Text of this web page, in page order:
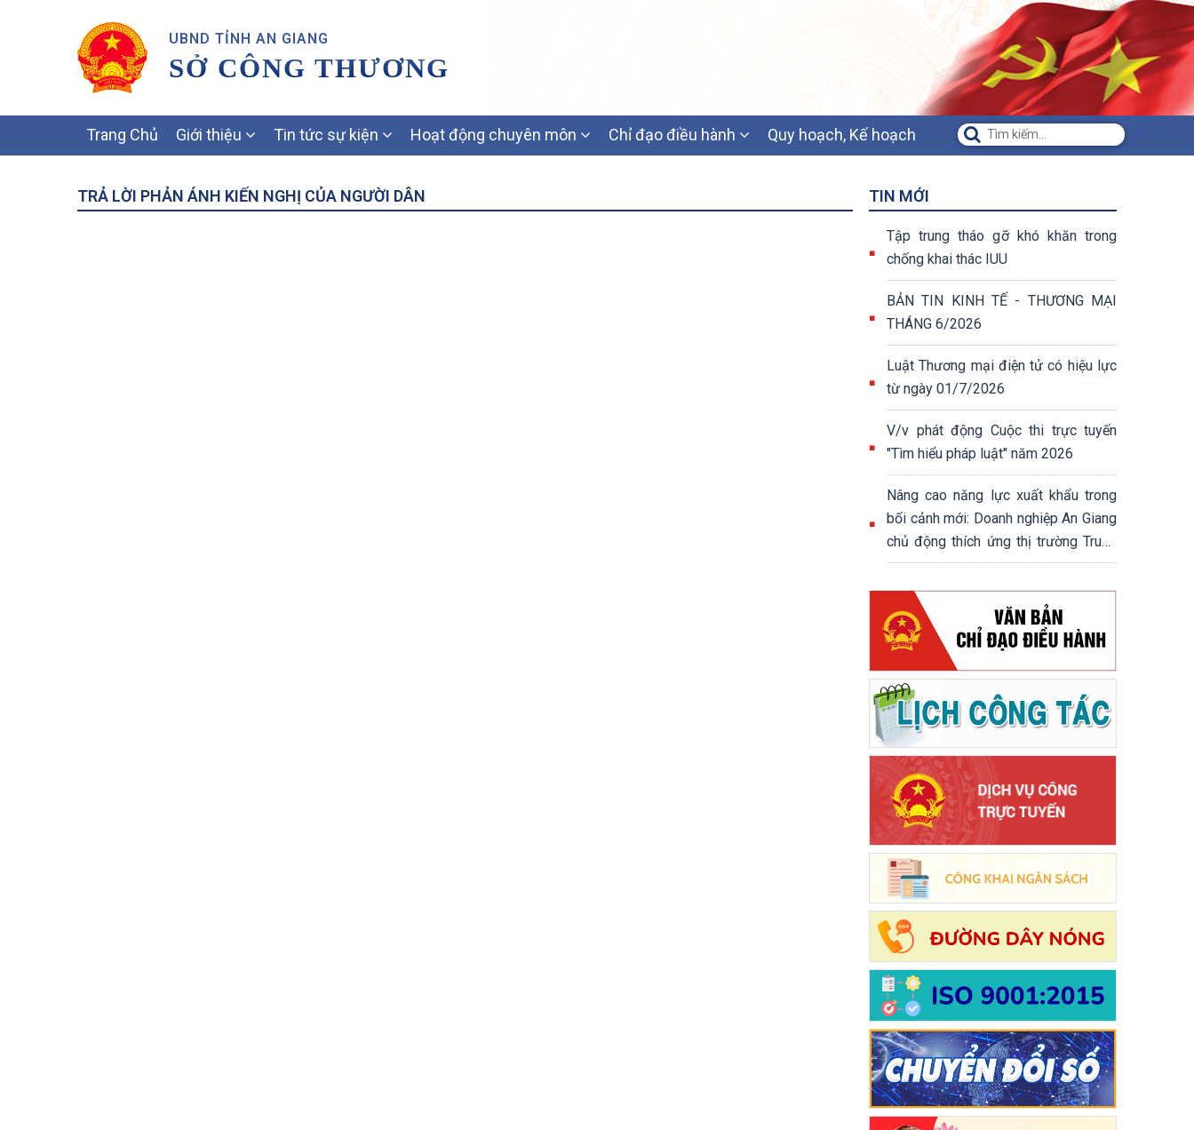
UBND TỈNH AN GIANG
SỞ CÔNG THƯƠNG
NAVIGATION
Trang Chủ Giới thiệu Tin tức sự kiện Hoạt động chuyên môn Chỉ đạo điều hành Quy hoạch, Kế hoạch
TRẢ LỜI PHẢN ÁNH KIẾN NGHỊ CỦA NGƯỜI DÂN TIN MỚI
Tập trung tháo gỡ khó khăn trong
chống khai thác IUU
BẢN TIN KINH TẾ - THƯƠNG MẠI
THÁNG 6/2026
Luật Thương mại điện tử có hiệu lực
từ ngày 01/7/2026
V/v phát động Cuộc thi trực tuyến
"Tìm hiểu pháp luật" năm 2026
Nâng cao năng lực xuất khẩu trong
bối cảnh mới: Doanh nghiệp An Giang
chủ động thích ứng thị trường Trung
Quốc, Campuchia